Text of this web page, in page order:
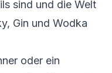
sind und die Welt
Gin und Wodka
oder ein